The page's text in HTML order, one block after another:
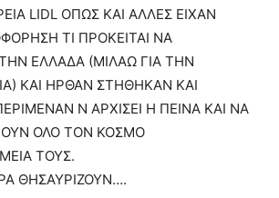
LIDL ΟΠΩΣ ΚΑΙ ΑΛΛΕΣ ΕΙΧΑΝ
ΤΙ ΠΡΟΚΕΙΤΑΙ ΝΑ
ΕΛΛΑΔΑ (ΜΙΛΑΩ ΓΙΑ ΤΗΝ
ΚΑΙ ΗΡΘΑΝ ΣΤΗΘΗΚΑΝ ΚΑΙ
Ν ΑΡΧΙΣΕΙ Η ΠΕΙΝΑ ΚΑΙ ΝΑ
ΟΛΟ ΤΟΝ ΚΟΣΜΟ
ΤΟΥΣ.
ΘΗΣΑΥΡΙΖΟΥΝ….